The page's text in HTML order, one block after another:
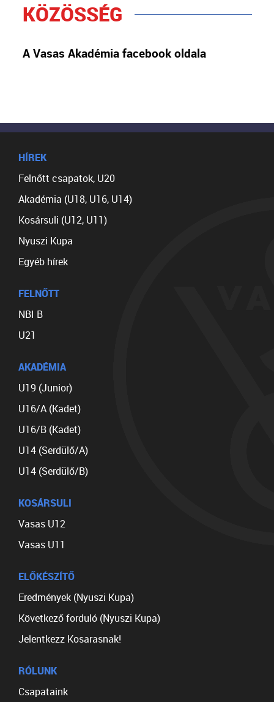
KÖZÖSSÉG
A Vasas Akadémia facebook oldala
HÍREK
Felnőtt csapatok, U20
Akadémia (U18, U16, U14)
Kosársuli (U12, U11)
Nyuszi Kupa
Egyéb hírek
FELNŐTT
NBI B
U21
AKADÉMIA
U19 (Junior)
U16/A (Kadet)
U16/B (Kadet)
U14 (Serdülő/A)
U14 (Serdülő/B)
KOSÁRSULI
Vasas U12
Vasas U11
ELŐKÉSZÍTŐ
Eredmények (Nyuszi Kupa)
Következő forduló (Nyuszi Kupa)
Jelentkezz Kosarasnak!
RÓLUNK
Csapataink